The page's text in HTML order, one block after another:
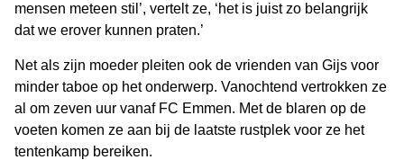
mensen meteen stil’, vertelt ze, ‘het is juist zo belangrijk
dat we erover kunnen praten.’
Net als zijn moeder pleiten ook de vrienden van Gijs voor
minder taboe op het onderwerp. Vanochtend vertrokken ze
al om zeven uur vanaf FC Emmen. Met de blaren op de
voeten komen ze aan bij de laatste rustplek voor ze het
tentenkamp bereiken.